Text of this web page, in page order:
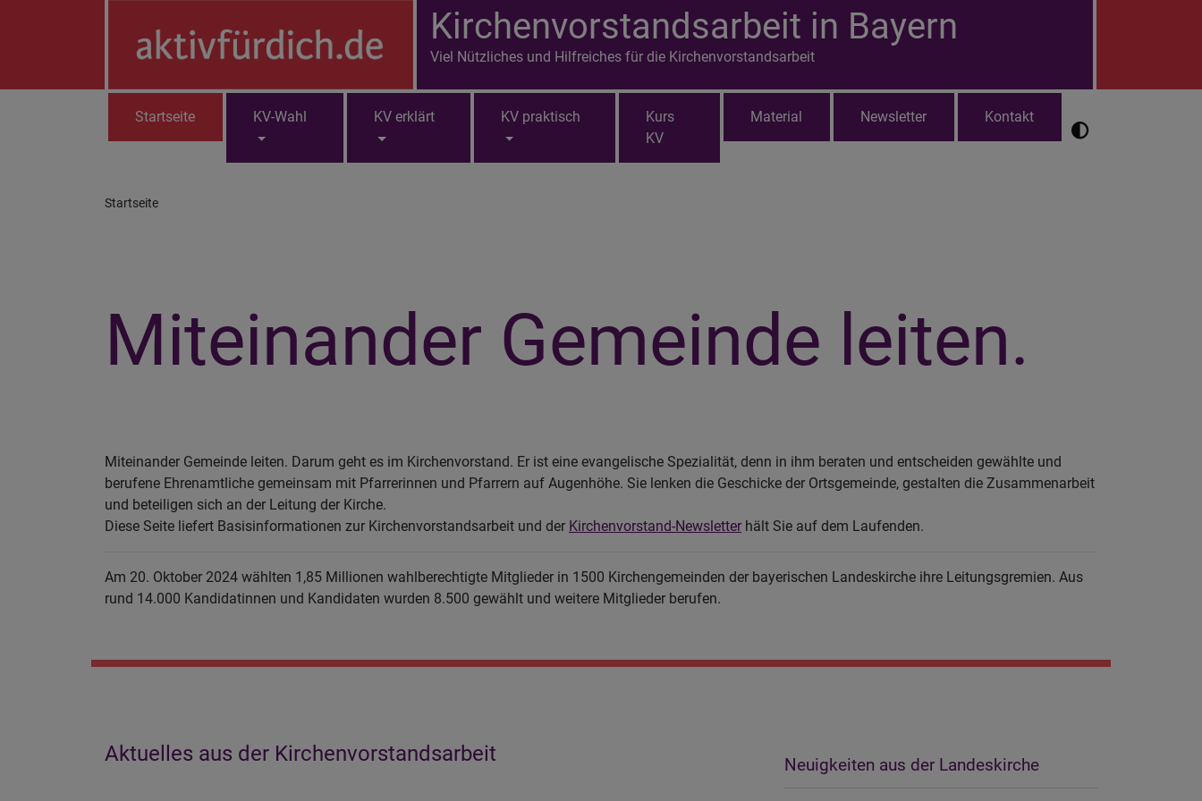
Kirchenvorstandsarbeit in Bayern
Viel Nützliches und Hilfreiches für die Kirchenvorstandsarbeit
Hauptnavigation
Startseite KV-Wahl KV erklärt KV praktisch
Kurs
KV
Material Newsletter Kontakt
Startseite
Miteinander Gemeinde leiten.
Miteinander Gemeinde leiten. Darum geht es im Kirchenvorstand. Er ist eine evangelische Spezialität, denn in ihm beraten und entscheiden gewählte und
berufene Ehrenamtliche gemeinsam mit Pfarrerinnen und Pfarrern auf Augenhöhe. Sie lenken die Geschicke der Ortsgemeinde, gestalten die Zusammenarbeit
und beteiligen sich an der Leitung der Kirche.
Diese Seite liefert Basisinformationen zur Kirchenvorstandsarbeit und der Kirchenvorstand-Newsletter hält Sie auf dem Laufenden.
Am 20. Oktober 2024 wählten 1,85 Millionen wahlberechtigte Mitglieder in 1500 Kirchengemeinden der bayerischen Landeskirche ihre Leitungsgremien. Aus
rund 14.000 Kandidatinnen und Kandidaten wurden 8.500 gewählt und weitere Mitglieder berufen.
Aktuelles aus der Kirchenvorstandsarbeit Neuigkeiten aus der Landeskirche